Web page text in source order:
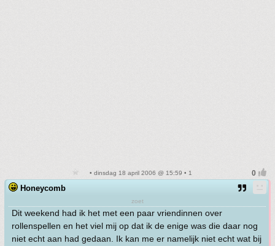
• dinsdag 18 april 2006 @ 15:59 • 1
Honeycomb
zoet
Dit weekend had ik het met een paar vriendinnen over
rollenspellen en het viel mij op dat ik de enige was die daar nog
niet echt aan had gedaan. Ik kan me er namelijk niet echt wat bij